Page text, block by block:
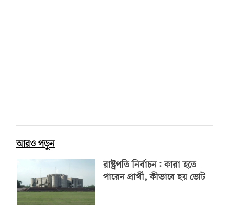
আরও পড়ুন
রাষ্ট্রপতি নির্বাচন: কারা হতে
পারেন প্রার্থী, কীভাবে হয় ভোট